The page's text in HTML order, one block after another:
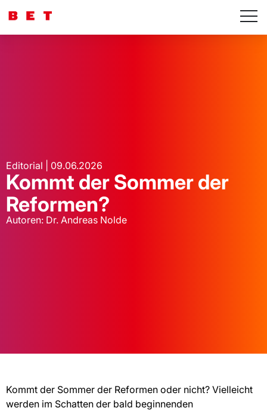
Editorial | 09.06.2026
Kommt der Sommer der
Reformen?
Autoren: Dr. Andreas Nolde
Kommt der Sommer der Reformen oder nicht? Vielleicht
werden im Schatten der bald beginnenden